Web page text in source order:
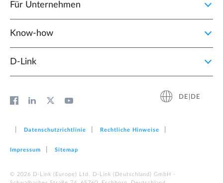
Für Unternehmen
Know-how
D‑Link
DE|DE
Datenschutzrichtlinie Rechtliche Hinweise
Impressum Sitemap
© 2026 D‑Link (Europe) Ltd. D-Link (Deutschland) GmbH -